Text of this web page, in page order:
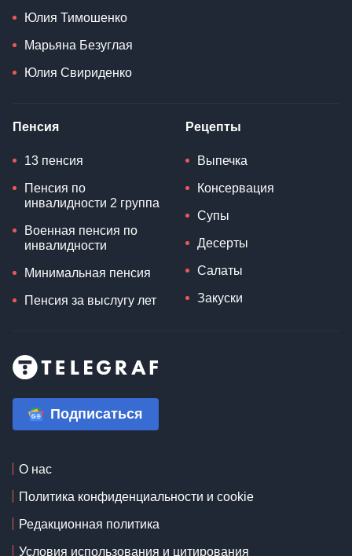
Юлия Тимошенко
Марьяна Безуглая
Юлия Свириденко
Пенсия
13 пенсия
Пенсия по
инвалидности 2 группа
Военная пенсия по
инвалидности
Минимальная пенсия
Пенсия за выслугу лет
Рецепты
Выпечка
Консервация
Супы
Десерты
Салаты
Закуски
Подписаться
О нас
Политика конфиденциальности и cookie
Редакционная политика
Условия использования и цитирования